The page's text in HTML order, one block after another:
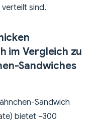
sind.
im Vergleich zu
Sandwiches
Sandwich
bietet ~300